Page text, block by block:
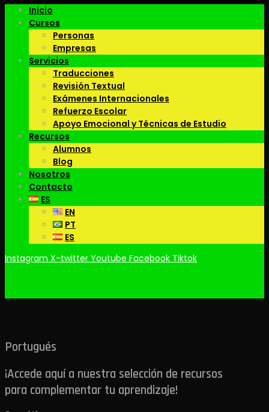
Inicio
Cursos
Personas
Empresas
Servicios
Traducciones
Revisión Textual
Exámenes Internacionales
Refuerzo Escolar
Apoyo Emocional y Técnicas de Estudio
Recursos
Alumnos
Blog
Nosotros
Contacto
ES
EN
PT
ES
Instagram X-twitter Youtube Facebook Tiktok
Portugués
¡Accede aquí a nuestra selección de recursos
para complementar tu aprendizaje!